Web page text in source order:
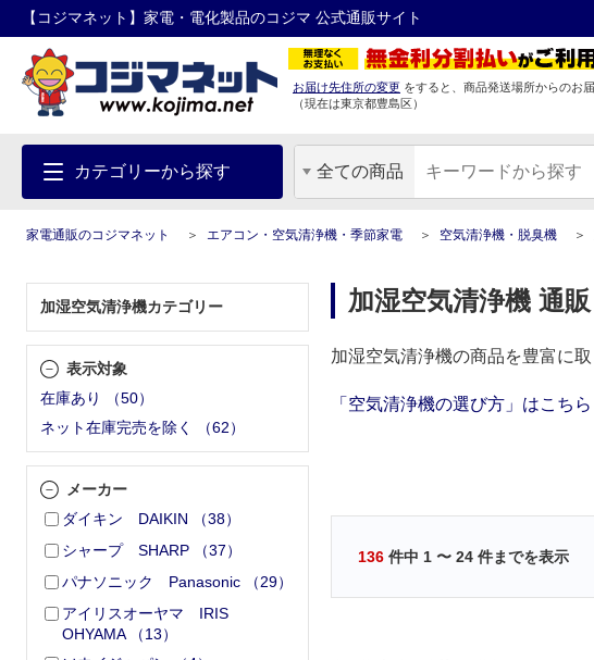
【コジマネット】家電・電化製品のコジマ 公式通販サイト
お届け先住所の変更 をすると、商品発送場所からのお
（現在は東京都豊島区）
カテゴリーから探す 全ての商品
家電通販のコジマネット エアコン・空気清浄機・季節家電 空気清浄機・脱臭機
加湿空気清浄機カテゴリー
表示対象
在庫あり
（50）
ネット在庫完売を除く
（62）
メーカー
ダイキン DAIKIN
（38）
シャープ SHARP
（37）
パナソニック Panasonic
（29）
アイリスオーヤマ IRIS
OHYAMA
（13）
加湿空気清浄機 通販
加湿空気清浄機の商品を豊富に取
「空気清浄機の選び方」はこちら
136 件中 1 〜 24 件までを表示